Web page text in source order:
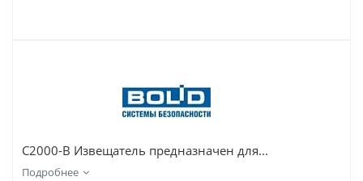
С2000-В Извещатель предназначен для...
Подробнее